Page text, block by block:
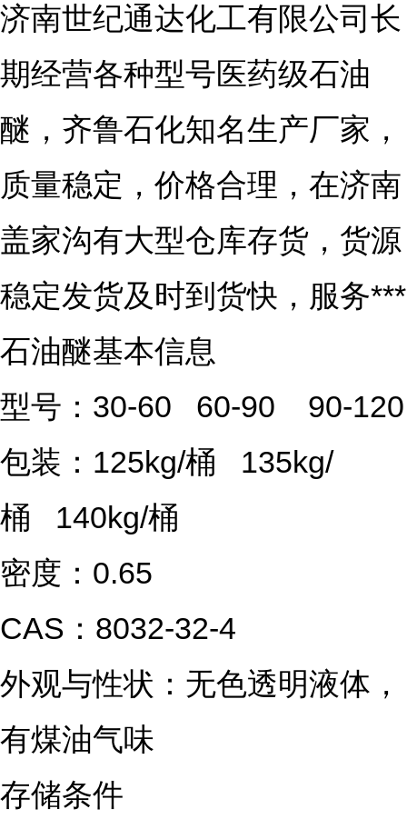
济南世纪通达化工有限公司长
期经营各种型号医药级石油
醚，齐鲁石化知名生产厂家，
质量稳定，价格合理，在济南
盖家沟有大型仓库存货，货源
稳定发货及时到货快，服务***
石油醚基本信息
型号：30-60   60-90    90-120
包装：125kg/桶   135kg/
桶   140kg/桶
密度：0.65
CAS：8032-32-4
外观与性状：无色透明液体，
有煤油气味
存储条件